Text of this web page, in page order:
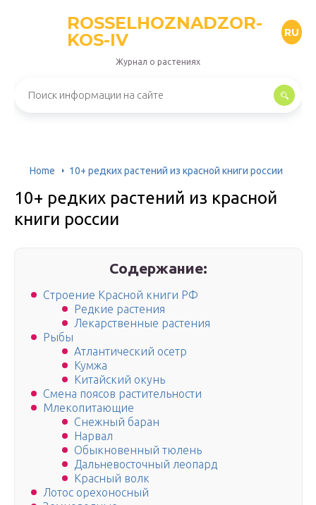
ROSSELHOZNADZOR-
KOS-IV
RU
Журнал о растениях
Home 10+ редких растений из красной книги россии
10+ редких растений из красной
книги россии
Содержание:
Строение Красной книги РФ
Редкие растения
Лекарственные растения
Рыбы
Атлантический осетр
Кумжа
Китайский окунь
Смена поясов растительности
Млекопитающие
Снежный баран
Нарвал
Обыкновенный тюлень
Дальневосточный леопард
Красный волк
Лотос орехоносный